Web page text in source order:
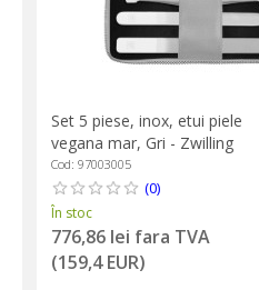
Set 5 piese, inox, etui piele
vegana mar, Gri - Zwilling
PREMIUM
Cod: 97003005
(0)
În stoc
776,86 lei fara TVA
(159,4 EUR)